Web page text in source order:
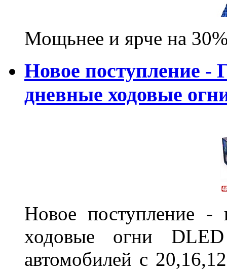
Мощьнее и ярче на
Новое поступление -
дневные ходовые
Новое поступление -
ходовые огни
автомобилей с